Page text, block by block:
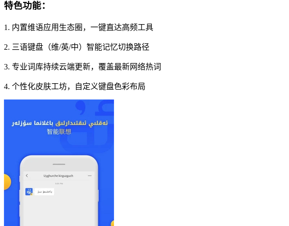
特色功能：
1. 内置维语应用生态圈，一键直达高频工具
2. 三语键盘（维/英/中）智能记忆切换路径
3. 专业词库持续云端更新，覆盖最新网络热词
4. 个性化皮肤工坊，自定义键盘色彩布局